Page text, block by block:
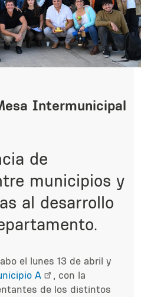
Intermunicipal
de
municipios y
al desarrollo
el lunes 13 de abril y
A
, con la
de los distintos